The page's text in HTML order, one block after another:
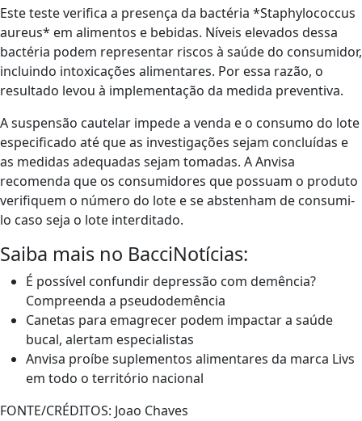
Este teste verifica a presença da bactéria *Staphylococcus
aureus* em alimentos e bebidas. Níveis elevados dessa
bactéria podem representar riscos à saúde do consumidor,
incluindo intoxicações alimentares. Por essa razão, o
resultado levou à implementação da medida preventiva.
A suspensão cautelar impede a venda e o consumo do lote
especificado até que as investigações sejam concluídas e
as medidas adequadas sejam tomadas. A Anvisa
recomenda que os consumidores que possuam o produto
verifiquem o número do lote e se abstenham de consumi-
lo caso seja o lote interditado.
Saiba mais no BacciNotícias:
É possível confundir depressão com demência?
Compreenda a pseudodemência
Canetas para emagrecer podem impactar a saúde
bucal, alertam especialistas
Anvisa proíbe suplementos alimentares da marca Livs
em todo o território nacional
FONTE/CRÉDITOS: Joao Chaves